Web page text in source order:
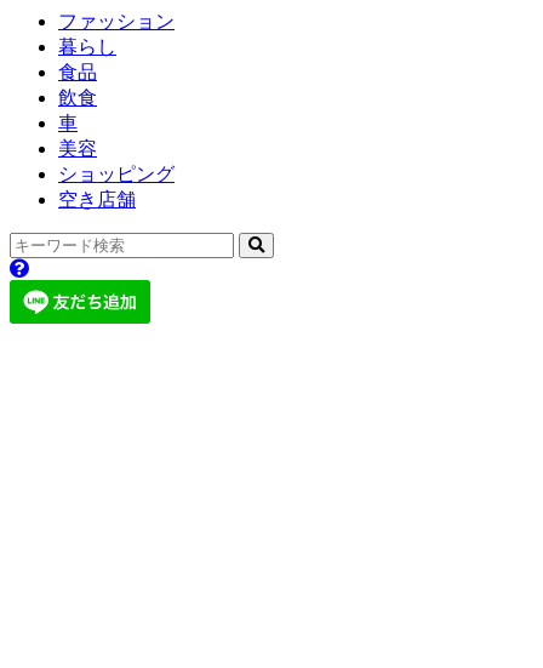
ファッション
暮らし
食品
飲食
車
美容
ショッピング
空き店舗